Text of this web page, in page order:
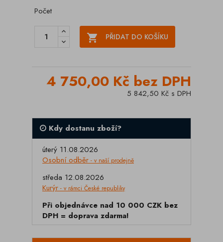
Počet
 PŘIDAT DO KOŠÍKU
4 750,00 Kč bez DPH
5 842,50 Kč s DPH
Kdy dostanu zboží?
úterý 11.08.2026
Osobní odběr - v naší prodejně
středa 12.08.2026
Kurýr - v rámci České republiky
Při objednávce nad 10 000 CZK bez
DPH = doprava zdarma!